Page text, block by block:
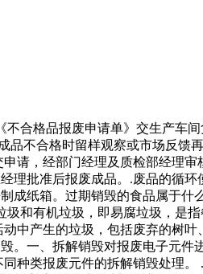
合格品报废申请单》交生产车
不合格时留样观察或市场反
请，经部门经理及质检部经理
批准后报废成品。.废品的循
成纸箱。过期销毁的食品属于
和有机垃圾，即易腐垃圾，是
中产生的垃圾，包括废弃的树
。一、拆解销毁对报废电子元
种类报废元件的拆解销毁处理